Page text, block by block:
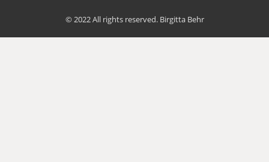
© 2022 All rights reserved. Birgitta Behr